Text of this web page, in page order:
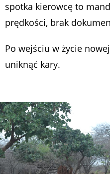
spotka kierowcę to
prędkości, brak
Po wejściu w życie
uniknąć kary.